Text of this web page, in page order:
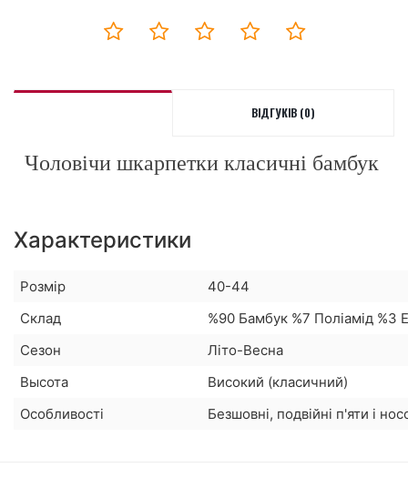
ВІДГУКІВ (0)
Чоловічи шкарпетки класичні бамбук
Характеристики
Розмір
40-44
Склад
%90 Бамбук %7 Поліамід %3
Сезон
Літо-Весна
Высота
Високий (класичний)
Особливості
Безшовні, подвійні п'яти і